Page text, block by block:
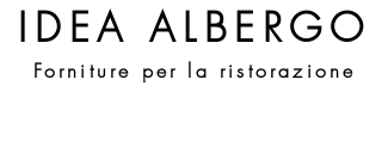
IDEA ALBERGO
Forniture per la ristorazione